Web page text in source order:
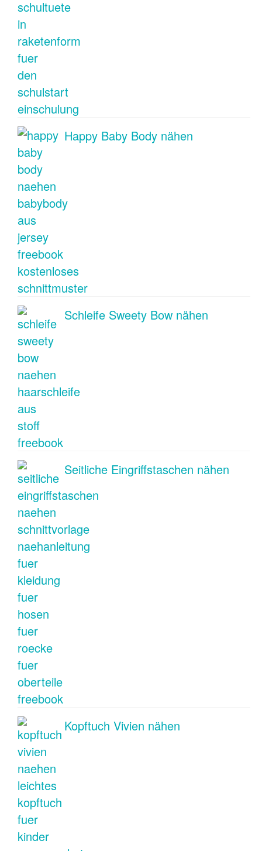
Happy Baby Body nähen
Schleife Sweety Bow nähen
Seitliche Eingriffstaschen nähen
Kopftuch Vivien nähen